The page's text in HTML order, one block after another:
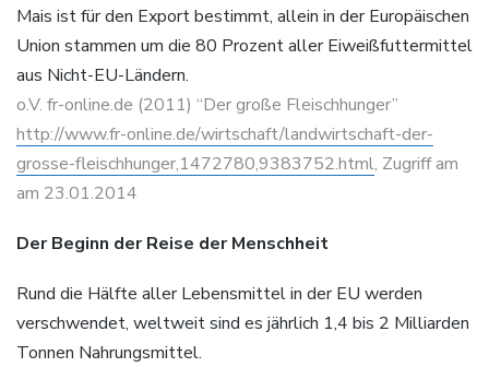
Mais ist für den Export bestimmt, allein in der Europäischen
Union stammen um die 80 Prozent aller Eiweißfuttermittel
aus Nicht-EU-Ländern.
o.V. fr-online.de (2011) “Der große Fleischhunger”
http://www.fr-online.de/wirtschaft/landwirtschaft-der-
grosse-fleischhunger,1472780,9383752.html, Zugriff am
am 23.01.2014
Der Beginn der Reise der Menschheit
Rund die Hälfte aller Lebensmittel in der EU werden
verschwendet, weltweit sind es jährlich 1,4 bis 2 Milliarden
Tonnen Nahrungsmittel.